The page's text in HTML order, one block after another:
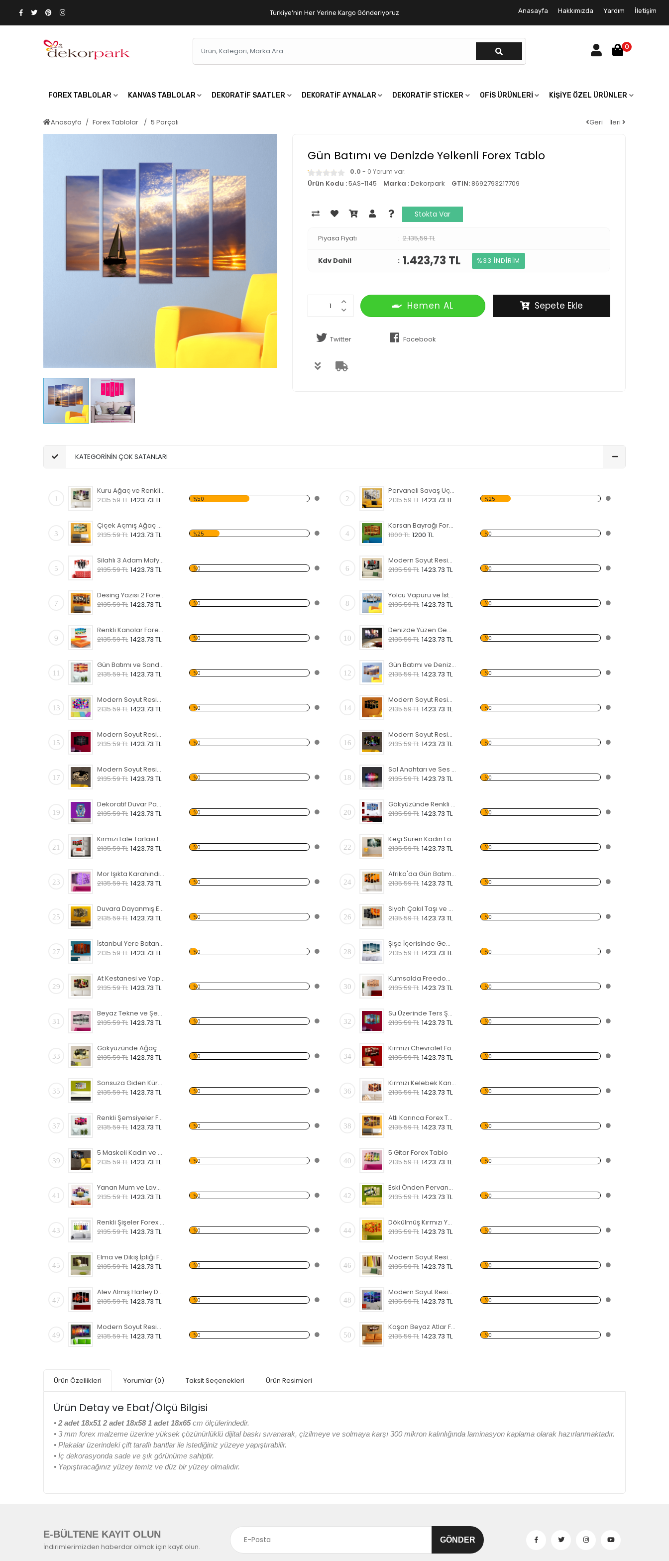
Türkiye'nin Her Yerine Kargo Gönderiyoruz Anasayfa Hakkımızda Yardım İletişim
0
FOREX TABLOLAR KANVAS TABLOLAR DEKORATIF SAATLER DEKORATIF AYNALAR DEKORATIF STICKER OFIS ÜRÜNLERI KIŞIYE ÖZEL ÜRÜNLER
Anasayfa Forex Tablolar 5 Parçalı Geri İleri
Gün Batımı ve Denizde Yelkenli Forex Tablo
0.0 - 0 Yorum var.
Ürün Kodu :5AS-1145 Marka :Dekorpark GTIN:8692793217709
Stokta Var
Piyasa Fiyatı 2.135,59 TL
Kdv Dahil 1.423,73 TL %33 İNDİRİM
Hemen AL Sepete Ekle
Twitter Facebook
KATEGORİNİN ÇOK SATANLARI
1
Kuru Ağaç ve Renkli Gökyüzü Forex Tablo
2135.59 TL 1423.73 TL %50 2
Pervaneli Savaş Uçağı Forex Tablo
2135.59 TL 1423.73 TL %25
3
Çiçek Açmış Ağaç ve Hamak Forex Tablo
2135.59 TL 1423.73 TL %25 4
Korsan Bayrağı Forex Tablo
1800 TL 1200 TL %0
5
Silahlı 3 Adam Mafya Forex Tablo
2135.59 TL 1423.73 TL %0 6
Modern Soyut Resim 40 Forex Tablo
2135.59 TL 1423.73 TL %0
7
Desing Yazısı 2 Forex Tablo
2135.59 TL 1423.73 TL %0 8
Yolcu Vapuru ve İstanbul Forex Tablo
2135.59 TL 1423.73 TL %0
9
Renkli Kanolar Forex Tablo
2135.59 TL 1423.73 TL %0 10
Denizde Yüzen Gemi Forex Tablo
2135.59 TL 1423.73 TL %0
11
Gün Batımı ve Sandal Forex Tablo
2135.59 TL 1423.73 TL %0 12
Gün Batımı ve Denizde Yelkenli Forex Tablo
2135.59 TL 1423.73 TL %0
13
Modern Soyut Resim 30 Forex Tablo
2135.59 TL 1423.73 TL %0 14
Modern Soyut Resim 29 Forex Tablo
2135.59 TL 1423.73 TL %0
15
Modern Soyut Resim 28 Forex Tablo
2135.59 TL 1423.73 TL %0 16
Modern Soyut Resim 27 Forex Tablo
2135.59 TL 1423.73 TL %0
17
Modern Soyut Resim 26 Forex Tablo
2135.59 TL 1423.73 TL %0 18
Sol Anahtarı ve Ses Akustik Frekansı Forex Tablo
2135.59 TL 1423.73 TL %0
19
Dekoratif Duvar Panosu
2135.59 TL 1423.73 TL %0 20
Gökyüzünde Renkli Balonlar Forex Tablo
2135.59 TL 1423.73 TL %0
21
Kırmızı Lale Tarlası Forex Tablo
2135.59 TL 1423.73 TL %0 22
Keçi Süren Kadın Forex Tablo
2135.59 TL 1423.73 TL %0
23
Mor Işıkta Karahindiba Çiçeği Forex Tablo
2135.59 TL 1423.73 TL %0 24
Afrika'da Gün Batımı ve Fil Sürüsü Forex Tablo
2135.59 TL 1423.73 TL %0
25
Duvara Dayanmış Eski Bisiklet Forex Tablo
2135.59 TL 1423.73 TL %0 26
Siyah Çakıl Taşı ve Sarı Çiçek Forex Tablo
2135.59 TL 1423.73 TL %0
27
İstanbul Yere Batan Sarnıcı Forex Tablo
2135.59 TL 1423.73 TL %0 28
Şişe İçerisinde Gemi Forex Tablo
2135.59 TL 1423.73 TL %0
29
At Kestanesi ve Yaprak Forex Tablo
2135.59 TL 1423.73 TL %0 30
Kumsalda Freedom Yazısı Forex Tablo
2135.59 TL 1423.73 TL %0
31
Beyaz Tekne ve Şehir Forex Tablo
2135.59 TL 1423.73 TL %0 32
Su Üzerinde Ters Şemsiye Forex Tablo
2135.59 TL 1423.73 TL %0
33
Gökyüzünde Ağaç ve Ev Forex Tablo
2135.59 TL 1423.73 TL %0 34
Kırmızı Chevrolet Forex Tablo
2135.59 TL 1423.73 TL %0
35
Sonsuza Giden Küre Forex Tablo
2135.59 TL 1423.73 TL %0 36
Kırmızı Kelebek Kanadı Forex Tablo
2135.59 TL 1423.73 TL %0
37
Renkli Şemsiyeler Forex Tablo
2135.59 TL 1423.73 TL %0 38
Atlı Karınca Forex Tablo
2135.59 TL 1423.73 TL %0
39
5 Maskeli Kadın ve Sarı Koltuk Forex Tablo
2135.59 TL 1423.73 TL %0 40
5 Gitar Forex Tablo
2135.59 TL 1423.73 TL %0
41
Yanan Mum ve Lavanta Forex Tablo
2135.59 TL 1423.73 TL %0 42
Eski Önden Pervaneli Uçak Forex Tablo
2135.59 TL 1423.73 TL %0
43
Renkli Şişeler Forex Tablo
2135.59 TL 1423.73 TL %0 44
Dökülmüş Kırmızı Yeşil Yapraklar Forex Tablo
2135.59 TL 1423.73 TL %0
45
Elma ve Dikiş İpliği Forex Tablo
2135.59 TL 1423.73 TL %0 46
Modern Soyut Resim 10 Forex Tablo
2135.59 TL 1423.73 TL %0
47
Alev Almış Harley Davidson Forex Tablo
2135.59 TL 1423.73 TL %0 48
Modern Soyut Resim 9 Forex Tablo
2135.59 TL 1423.73 TL %0
49
Modern Soyut Resim 8 Forex Tablo
2135.59 TL 1423.73 TL %0 50
Koşan Beyaz Atlar Forex Tablo
2135.59 TL 1423.73 TL %0
Ürün Özellikleri Yorumlar (0) Taksit Seçenekleri Ürün Resimleri
Ürün Detay ve Ebat/Ölçü Bilgisi
• 2 adet 18x51 2 adet 18x58 1 adet 18x65 cm ölçülerindedir.
• 3 mm forex malzeme üzerine yüksek çözünürlüklü dijital baskı sıvanarak, çizilmeye ve solmaya karşı 300 mikron kalınlığında laminasyon kaplama olarak hazırlanmaktadır.
• Plakalar üzerindeki çift taraflı bantlar ile istediğiniz yüzeye yapıştırabilir.
• İç dekorasyonda sade ve şık görünüme sahiptir.
• Yapıştıracağınız yüzey temiz ve düz bir yüzey olmalıdır.
E-BÜLTENE KAYIT OLUN
İndirimlerimizden haberdar olmak için kayıt olun.